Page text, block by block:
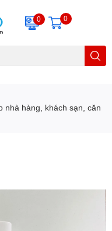
0 0
nhà hàng, khách sạn, căn